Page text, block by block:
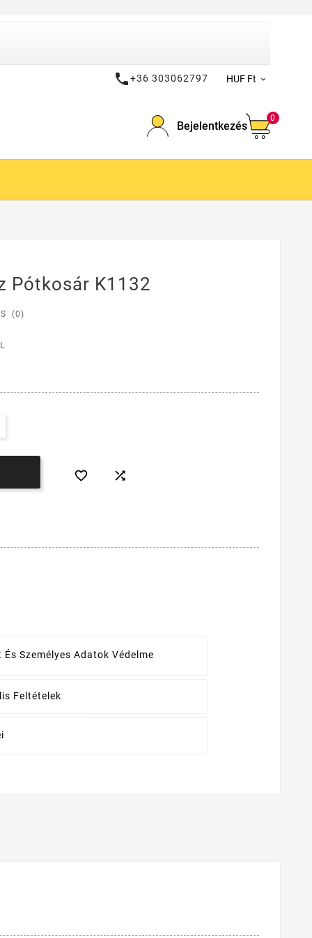
+36 303062797 HUF Ft 
Bejelentkezés
0
Pótkosár K1132
(0)
 
Személyes Adatok Védelme
Feltételek